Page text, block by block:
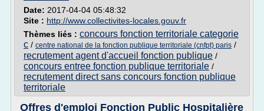
Date: 2017-04-04 05:48:32
Site : http://www.collectivites-locales.gouv.fr
Thèmes liés : concours fonction territoriale categorie
c / centre national de la fonction publique territoriale (cnfpt) paris /
recrutement agent d'accueil fonction publique /
concours entree fonction publique territoriale /
recrutement direct sans concours fonction publique
territoriale
Offres d'emploi Fonction Public Hospitalière